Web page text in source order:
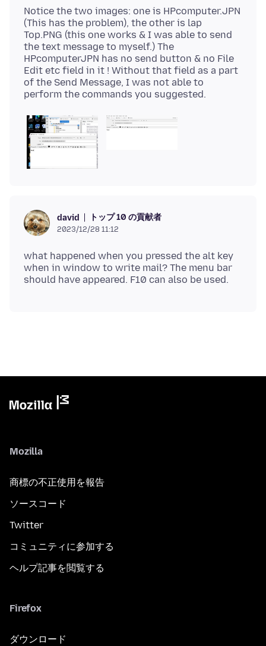
Notice the two images: one is HPcomputer.JPN
(This has the problem), the other is lap
Top.PNG (this one works & I was able to send
the text message to myself.) The
HPcomputerJPN has no send button & no File
Edit etc field in it ! Without that field as a part
of the Send Message, I was not able to
david トップ 10 の貢献者
2023/12/28 11:12
what happened when you pressed the alt key
when in window to write mail? The menu bar
Mozilla
商標の不正使用を報告
ソースコード
Twitter
コミュニティに参加する
ヘルプ記事を閲覧する
Firefox
ダウンロード